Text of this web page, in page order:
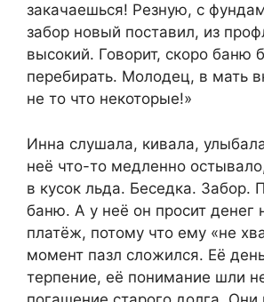
закачаешься! Резную, с
забор новый поставил, из
высокий. Говорит, скоро баню
перебирать. Молодец, в мать
не то что некоторые!»
Инна слушала, кивала,
неё что-то медленно
в кусок льда. Беседка. Забор.
баню. А у неё он просит денег
платёж, потому что ему «не
момент пазл сложился. Её
терпение, её понимание шли